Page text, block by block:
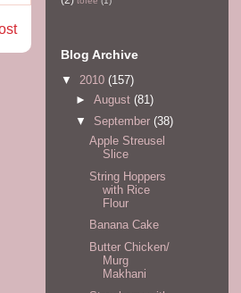
Blog Archive
▼ 2010 (157)
► August (81)
▼ September (38)
Apple Streusel
Slice
String Hoppers
with Rice
Flour
Banana Cake
Butter Chicken/
Murg
Makhani